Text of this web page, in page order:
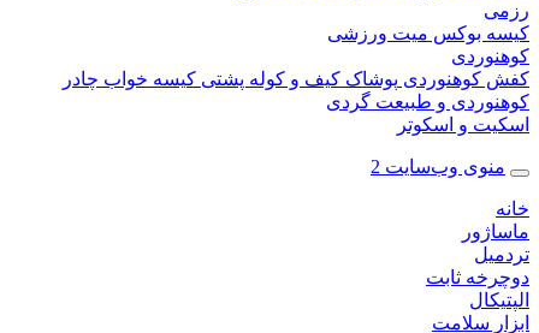
بوکسمیت ورزشی
کوهنوردیپوشاککیف و کوله پشتیکیسه خوابچادر
و طبیعت گردی
و اسکوتر
وب‌سایت 2
ثابت
سلامت